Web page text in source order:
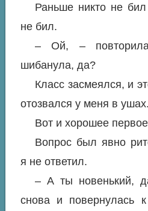
Раньше никто не
не бил.
– Ой, –
шибанула, да?
Класс засмеялся, и
отозвался у меня в ушах.
Вот и хорошее
Вопрос был явно
я не ответил.
– А ты новенький,
снова и повернулась